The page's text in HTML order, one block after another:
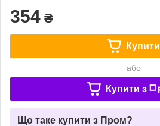
354 ₴
Купити
або
Купити з
Що таке купити з Пром?